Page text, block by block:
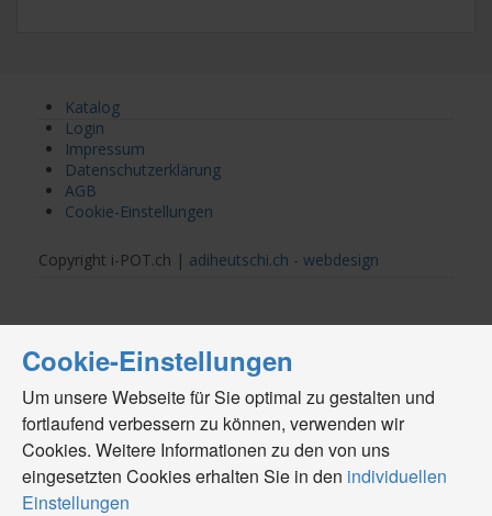
Katalog
Login
Impressum
Datenschutzerklärung
AGB
Cookie-Einstellungen
Copyright i-POT.ch | adiheutschi.ch - webdesign
Cookie-Einstellungen
Um unsere Webseite für Sie optimal zu gestalten und
fortlaufend verbessern zu können, verwenden wir
Cookies. Weitere Informationen zu den von uns
eingesetzten Cookies erhalten Sie in den individuellen
Einstellungen